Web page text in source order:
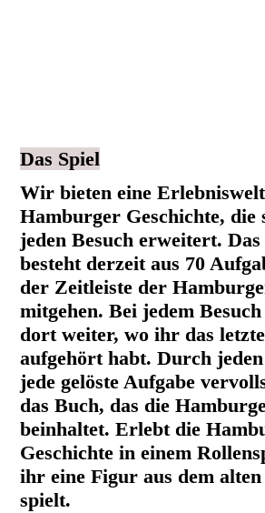
Das Spiel
Wir bieten eine
Hamburger Geschichte, die
jeden Besuch erweitert. Das
besteht derzeit aus 70
der Zeitleiste der
mitgehen. Bei jedem
dort weiter, wo ihr das
aufgehört habt. Durch
jede gelöste Aufgabe
das Buch, das die
beinhaltet. Erlebt die
Geschichte in einem
ihr eine Figur aus dem
spielt.